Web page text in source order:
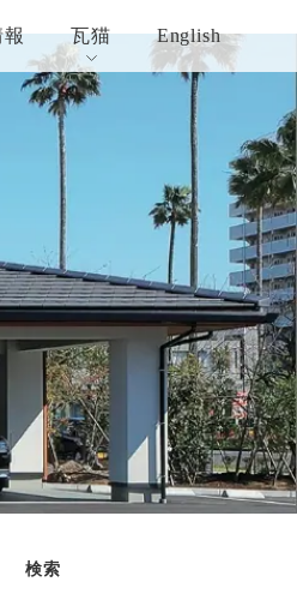
報 瓦猫 English
検索